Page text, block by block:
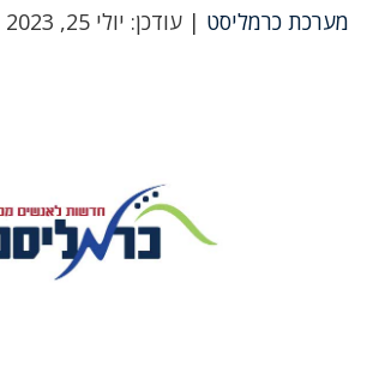
מערכת כרמליסט | עודכן: יולי 25, 2023